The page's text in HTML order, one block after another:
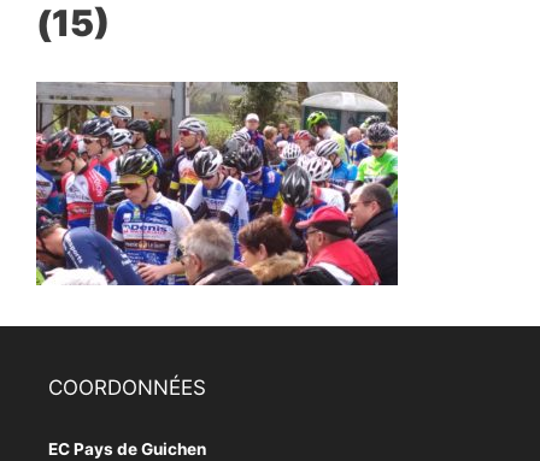
(15)
COORDONNÉES
EC Pays de Guichen